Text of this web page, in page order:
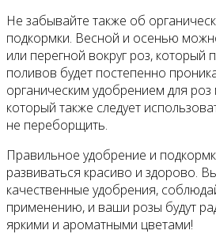
Не забывайте также об
подкормки. Весной и осенью
или перегной вокруг роз, который
поливов будет постепенно
органическим удобрением для
который также следует
не переборщить.
Правильное удобрение и
развиваться красиво и здорово.
качественные удобрения,
применению, и ваши розы будут
яркими и ароматными цветами!